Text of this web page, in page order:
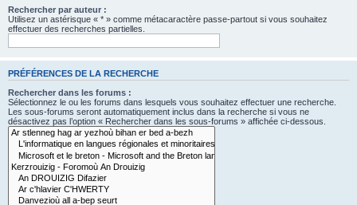
Rechercher par auteur :
Utilisez un astérisque « * » comme métacaractère passe-partout si vous souhaitez
effectuer des recherches partielles.
PRÉFÉRENCES DE LA RECHERCHE
Rechercher dans les forums :
Sélectionnez le ou les forums dans lesquels vous souhaitez effectuer une recherche.
Les sous-forums seront automatiquement inclus dans la recherche si vous ne
désactivez pas l’option « Rechercher dans les sous-forums » affichée ci-dessous.